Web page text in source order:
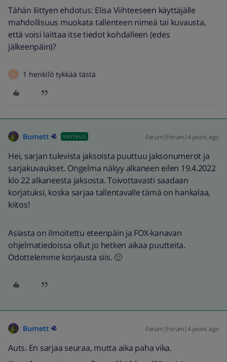
Tähän liittyen ehdotus: Elisa Viihteeseen käyttäjälle
mahdollisuus muokata tallenteen nimeä tai kuvausta,
että voisi laittaa itse tiedot kohdalleen (edes
jälkeenpäin)?
H 1 henkilö tykkää tästä
Burnett VASTAUS Forum|Forum|4 years ago
Hei, sarjan tulevista jaksoista puuttuu jaksonumerot ja
sarjakuvaukset. Ongelma näkyy alkaneen eilen 19.4.2022
klo 22 alkaneesta jaksosta. Toivottavasti saadaan
korjatuksi, koska sarjaa tallentavalle tämä on hankalaa,
kiitos!
Asiasta on ilmoitettu eteenpäin ja FOX-kanavan
ohjelmatiedoissa ollut jo hetken aikaa puutteita.
Odottelemme korjausta siis. 🙂
Burnett Forum|Forum|4 years ago
Auts. En sarjaa seuraa, mutta aika paha vika.